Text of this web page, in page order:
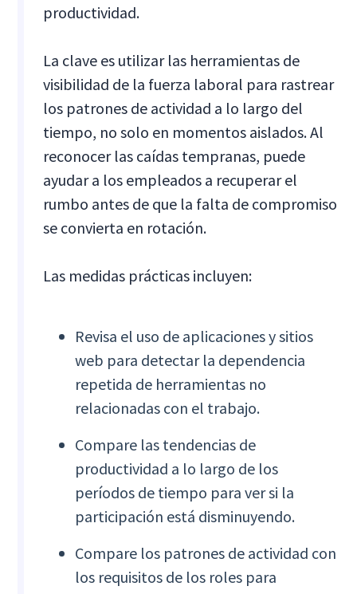
productividad.
La clave es utilizar las herramientas de
visibilidad de la fuerza laboral para rastrear
los patrones de actividad a lo largo del
tiempo, no solo en momentos aislados. Al
reconocer las caídas tempranas, puede
ayudar a los empleados a recuperar el
rumbo antes de que la falta de compromiso
se convierta en rotación.
Las medidas prácticas incluyen:
Revisa el uso de aplicaciones y sitios
web para detectar la dependencia
repetida de herramientas no
relacionadas con el trabajo.
Compare las tendencias de
productividad a lo largo de los
períodos de tiempo para ver si la
participación está disminuyendo.
Compare los patrones de actividad con
los requisitos de los roles para